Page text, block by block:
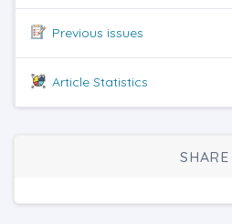
Previous issues
Article Statistics
SHARE